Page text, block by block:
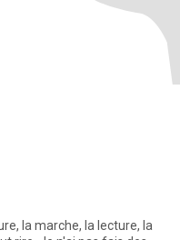
la marche, la lecture, la